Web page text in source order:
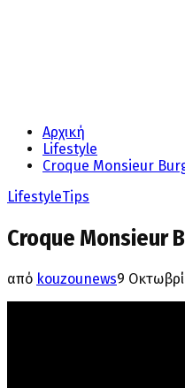
Αρχική
Lifestyle
Croque Monsieur
LifestyleTips
Croque Monsieur
από kouzounews9